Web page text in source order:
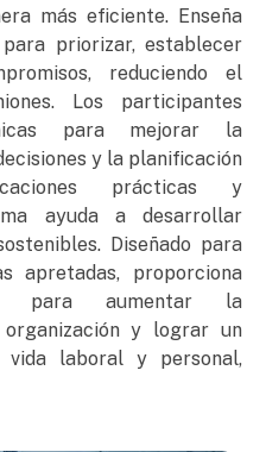
más eficiente. Enseña
priorizar, establecer
reduciendo el
Los participantes
para mejorar la
y la planificación
prácticas y
ayuda a desarrollar
Diseñado para
apretadas, proporciona
para aumentar la
y lograr un
laboral y personal,